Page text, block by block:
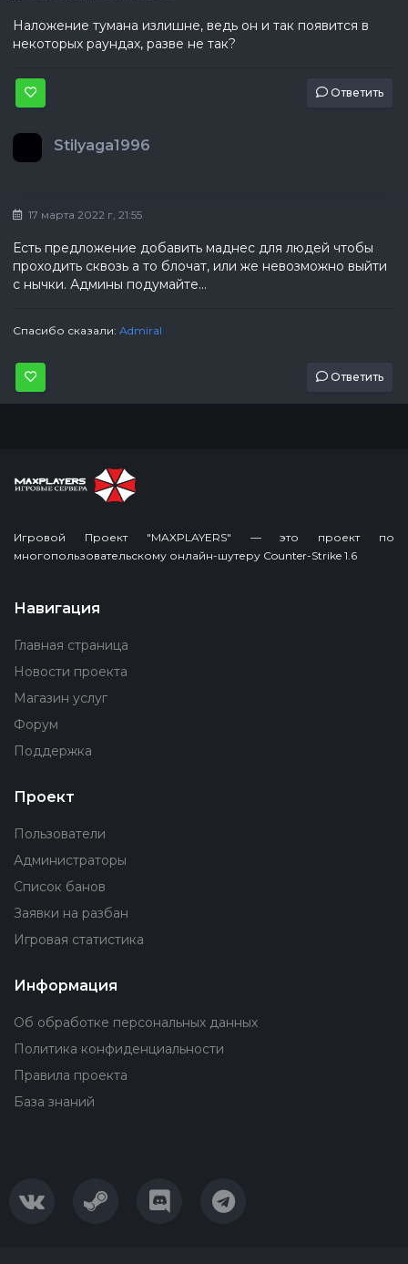
Наложение тумана излишне, ведь он и так появится в
некоторых раундах, разве не так?
Ответить
Stilyaga1996
17 марта 2022 г, 21:55
Есть предложение добавить маднес для людей чтобы
проходить сквозь а то блочат, или же невозможно выйти
с нычки. Админы подумайте...
Спасибо сказали: Admiral
Ответить
Игровой Проект "MAXPLAYERS" — это проект по
многопользовательскому онлайн-шутеру Counter-Strike 1.6
Навигация
Главная страница
Новости проекта
Магазин услуг
Форум
Поддержка
Проект
Пользователи
Администраторы
Список банов
Заявки на разбан
Игровая статистика
Информация
Об обработке персональных данных
Политика конфиденциальности
Правила проекта
База знаний